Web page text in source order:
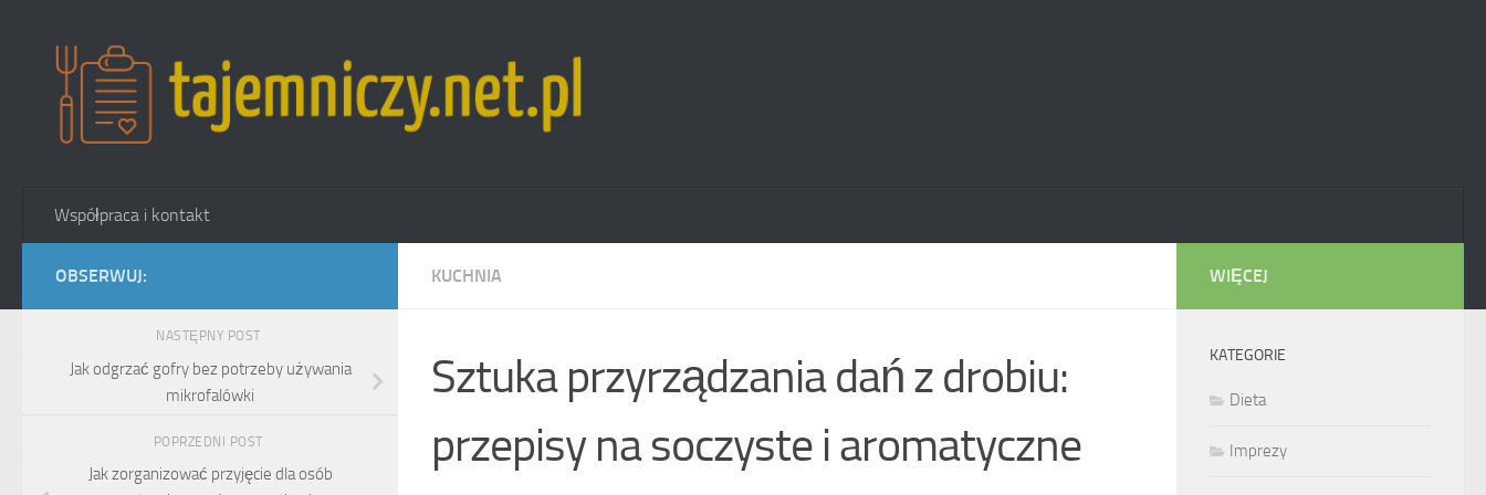
Współpraca i kontakt
KUCHNIA
Sztuka przyrządzania dań z drobiu:
przepisy na soczyste i aromatyczne
OBSERWUJ:
NASTĘPNY POST
Jak odgrzać gofry bez potrzeby używania
mikrofalówki
POPRZEDNI POST
Jak zorganizować przyjęcie dla osób
WIĘCEJ
KATEGORIE
Dieta
Imprezy